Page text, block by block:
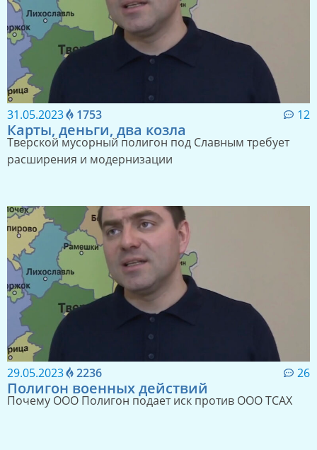
31.05.2023 1753 12
Карты, деньги, два козла
Тверской мусорный полигон под Славным требует
расширения и модернизации
29.05.2023 2236 26
Полигон военных действий
Почему ООО Полигон подает иск против ООО ТСАХ